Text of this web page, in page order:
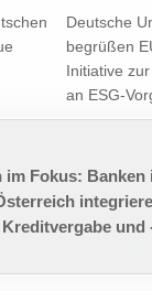
Deutsche
begrüßen
Initiative
an ESG-
im Fokus: Banken
Kreditvergabe